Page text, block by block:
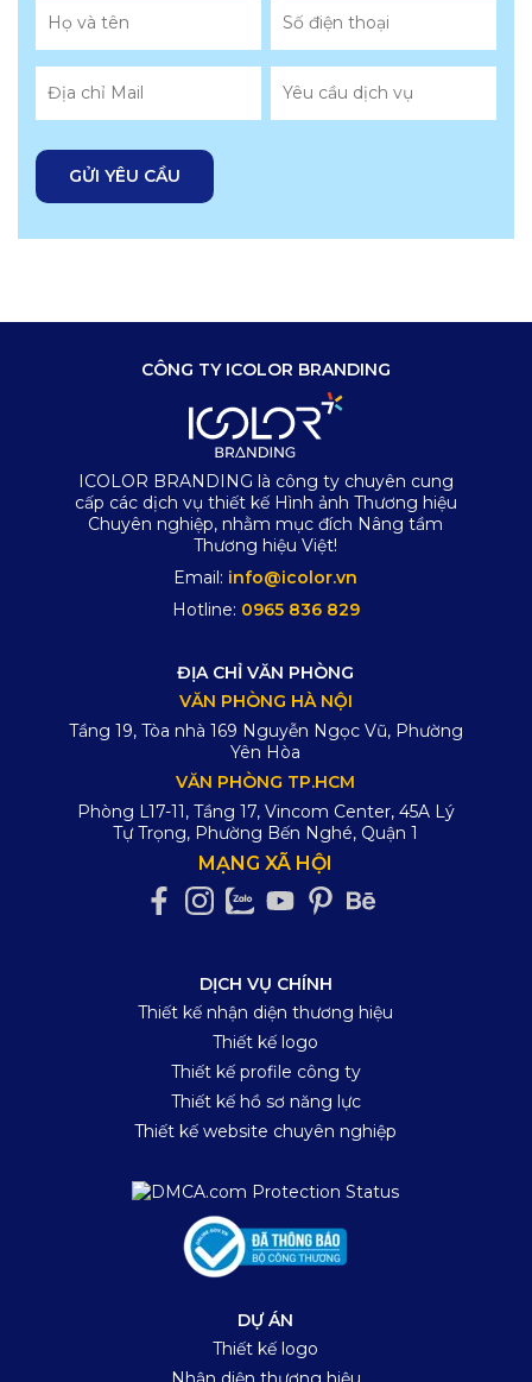
CÔNG TY ICOLOR BRANDING
ICOLOR BRANDING là công ty chuyên cung
cấp các dịch vụ thiết kế Hình ảnh Thương hiệu
Chuyên nghiệp, nhằm mục đích Nâng tầm
Thương hiệu Việt!
Email: info@icolor.vn
Hotline: 0965 836 829
ĐỊA CHỈ VĂN PHÒNG
VĂN PHÒNG HÀ NỘI
Tầng 19, Tòa nhà 169 Nguyễn Ngọc Vũ, Phường
Yên Hòa
VĂN PHÒNG TP.HCM
Phòng L17-11, Tầng 17, Vincom Center, 45A Lý
Tự Trọng, Phường Bến Nghé, Quận 1
MẠNG XÃ HỘI
DỊCH VỤ CHÍNH
Thiết kế nhận diện thương hiệu
Thiết kế logo
Thiết kế profile công ty
Thiết kế hồ sơ năng lực
Thiết kế website chuyên nghiệp
DỰ ÁN
Thiết kế logo